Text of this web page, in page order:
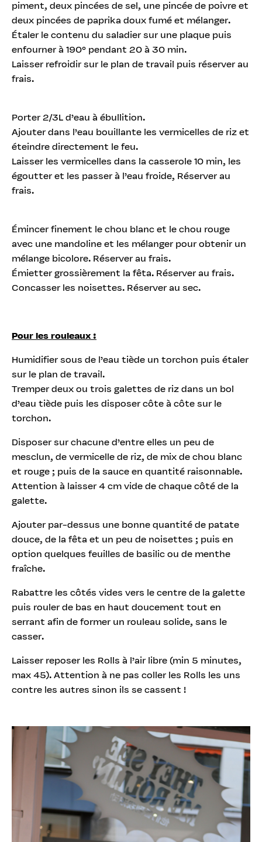
piment, deux pincées de sel, une pincée de poivre et
deux pincées de paprika doux fumé et mélanger.
Étaler le contenu du saladier sur une plaque puis
enfourner à 190° pendant 20 à 30 min.
Laisser refroidir sur le plan de travail puis réserver au
frais.
Porter 2/3L d’eau à ébullition.
Ajouter dans l’eau bouillante les vermicelles de riz et
éteindre directement le feu.
Laisser les vermicelles dans la casserole 10 min, les
égoutter et les passer à l’eau froide, Réserver au
frais.
Émincer finement le chou blanc et le chou rouge
avec une mandoline et les mélanger pour obtenir un
mélange bicolore. Réserver au frais.
Émietter grossièrement la fêta. Réserver au frais.
Concasser les noisettes. Réserver au sec.
Pour les rouleaux :
Humidifier sous de l’eau tiède un torchon puis étaler
sur le plan de travail.
Tremper deux ou trois galettes de riz dans un bol
d’eau tiède puis les disposer côte à côte sur le
torchon.
Disposer sur chacune d’entre elles un peu de
mesclun, de vermicelle de riz, de mix de chou blanc
et rouge ; puis de la sauce en quantité raisonnable.
Attention à laisser 4 cm vide de chaque côté de la
galette.
Ajouter par-dessus une bonne quantité de patate
douce, de la fêta et un peu de noisettes ; puis en
option quelques feuilles de basilic ou de menthe
fraîche.
Rabattre les côtés vides vers le centre de la galette
puis rouler de bas en haut doucement tout en
serrant afin de former un rouleau solide, sans le
casser.
Laisser reposer les Rolls à l’air libre (min 5 minutes,
max 45). Attention à ne pas coller les Rolls les uns
contre les autres sinon ils se cassent !